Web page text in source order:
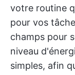
votre routine
pour vos
champs pour
niveau
simples, afin